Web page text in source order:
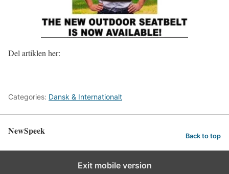
Del artiklen her:
Categories: Dansk & Internationalt
NewSpeek Back to top
Exit mobile version